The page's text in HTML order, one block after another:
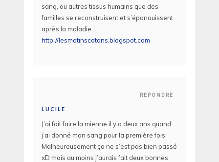
sang, ou autres tissus humains que des
familles se reconstruisent et s’épanouissent
après la maladie…
http://lesmatinscotons.blogspot.com
REPONDRE
LUCILE
J’ai fait faire la mienne il y a deux ans quand
j’ai donné mon sang pour la première fois.
Malheureusement ça ne s’est pas bien passé
xD mais au moins j’aurais fait deux bonnes